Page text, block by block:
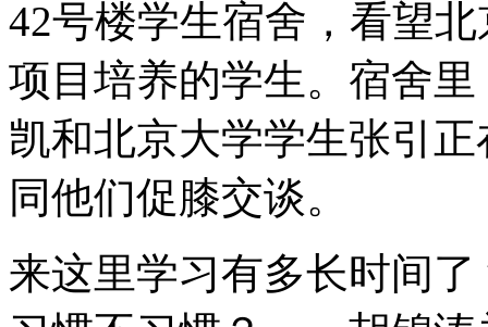
42号楼学生宿舍，看望
项目培养的学生。宿舍
凯和北京大学学生张引
同他们促膝交谈。
来这里学习有多长时间